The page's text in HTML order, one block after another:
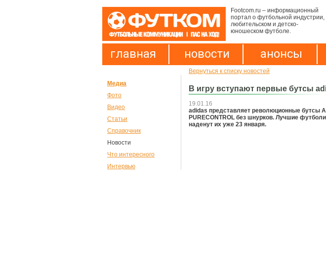
Footcom.ru – информационный
портал о футбольной индустрии,
любительском и детско-
юношеском футболе.
главная новости анонсы
Медиа
Фото
Видео
Статьи
Справочник
Новости
Что интересного
Интервью
Вернуться к списку новостей
В игру вступают первые бутсы
19.01.16
adidas представляет революционные бутсы
PURECONTROL без шнурков. Лучшие
наденут их уже 23 января.